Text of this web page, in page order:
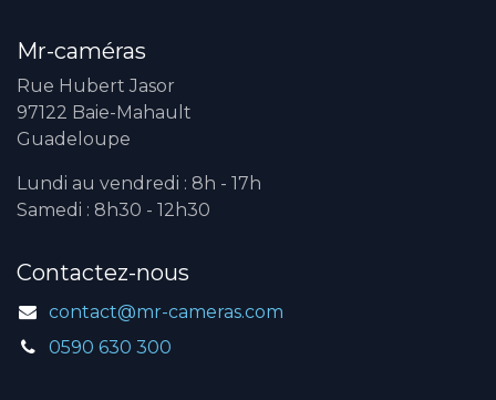
Mr-caméras
Rue Hubert Jasor
97122 Baie-Mahault
Guadeloupe
Lundi au vendredi : 8h - 17h
Samedi : 8h30 - 12h30
Contactez-nous
contact@mr-cameras.com
0590 630 300